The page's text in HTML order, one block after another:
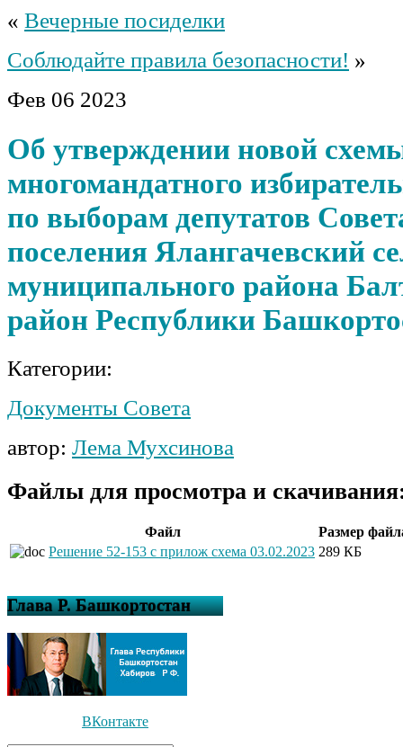
« Вечерные посиделки
Соблюдайте правила безопасности! »
Фев 06 2023
Об утверждении новой
многомандатного
по выборам депутатов
поселения Ялангачевский
муниципального района
район Республики
Категории:
Документы Совета
автор: Лема Мухсинова
Файлы для просмотра и
Файл
Размер
Решение 52-153 с прилож схема 03.02.2023 289 КБ
Глава Р. Башкортостан
ВКонтакте